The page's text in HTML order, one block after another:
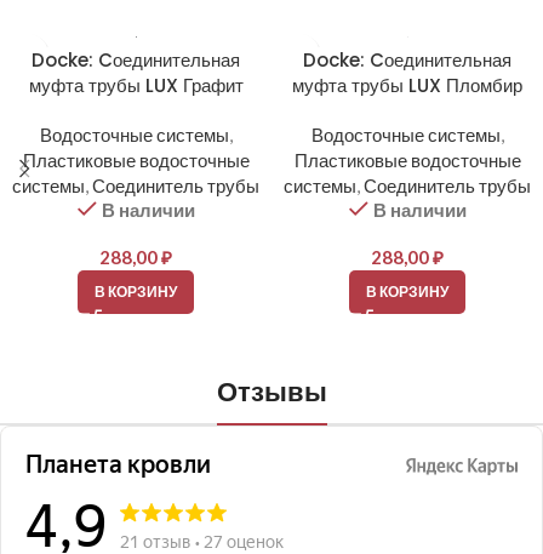
Docke: Cоединительная
муфта трубы LUX Графит
Водосточные системы,
Пластиковые водосточные
системы,Соединитель трубы
В наличии
288,00₽
В КОРЗИНУ
Docke: Cоединительная
муфта трубы LUX Пломбир
Водосточные системы,
Пластиковые водосточные
системы,Соединитель трубы
В наличии
288,00₽
В КОРЗИНУ
Отзывы